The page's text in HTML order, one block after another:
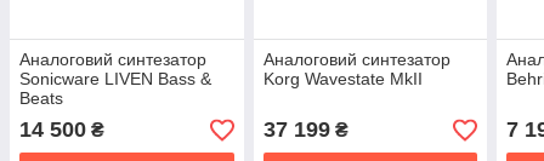
Аналоговий синтезатор
Sonicware LIVEN Bass &
Beats
14 500 ₴
Аналоговий синтезатор
Korg Wavestate MkII
37 199₴ 7